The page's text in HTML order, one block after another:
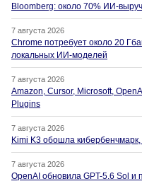
Bloomberg: около 70% ИИ-
7 августа 2026
Chrome потребует около 20
локальных ИИ-моделей
7 августа 2026
Amazon, Cursor, Microsoft,
Plugins
7 августа 2026
Kimi K3 обошла
7 августа 2026
OpenAI обновила GPT-5.6 Sol и